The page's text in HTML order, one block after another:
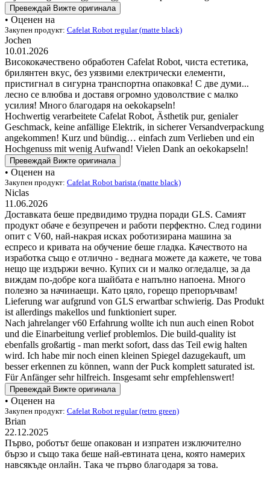
Превеждай Вижте оригинала
• Оценен на
Закупен продукт: Cafelat Robot regular (matte black)
Jochen
10.01.2026
Висококачествено обработен Cafelat Robot, чиста естетика,
брилянтен вкус, без уязвими електрически елементи,
пристигнал в сигурна транспортна опаковка! С две думи...
лесно се влюбва и доставя огромно удоволствие с малко
усилия! Много благодаря на oekokapseln!
Hochwertig verarbeitete Cafelat Robot, Ästhetik pur, genialer
Geschmack, keine anfällige Elektrik, in sicherer Versandverpackung
angekommen! Kurz und bündig… einfach zum Verlieben und ein
Hochgenuss mit wenig Aufwand! Vielen Dank an oekokapseln!
Превеждай Вижте оригинала
• Оценен на
Закупен продукт: Cafelat Robot barista (matte black)
Niclas
11.06.2026
Доставката беше предвидимо трудна поради GLS. Самият
продукт обаче е безупречен и работи перфектно. След години
опит с V60, най-накрая исках роботизирана машина за
еспресо и кривата на обучение беше гладка. Качеството на
изработка също е отлично - веднага можете да кажете, че това
нещо ще издържи вечно. Купих си и малко огледалце, за да
виждам по-добре кога шайбата е напълно напоена. Много
полезно за начинаещи. Като цяло, горещо препоръчвам!
Lieferung war aufgrund von GLS erwartbar schwierig. Das Produkt
ist allerdings makellos und funktioniert super.
Nach jahrelanger v60 Erfahrung wollte ich nun auch einen Robot
und die Einarbeitung verlief problemlos. Die build-quality ist
ebenfalls großartig - man merkt sofort, dass das Teil ewig halten
wird. Ich habe mir noch einen kleinen Spiegel dazugekauft, um
besser erkennen zu können, wann der Puck komplett saturated ist.
Für Anfänger sehr hilfreich. Insgesamt sehr empfehlenswert!
Превеждай Вижте оригинала
• Оценен на
Закупен продукт: Cafelat Robot regular (retro green)
Brian
22.12.2025
Първо, роботът беше опакован и изпратен изключително
бързо и също така беше най-евтината цена, която намерих
навсякъде онлайн. Така че първо благодаря за това.